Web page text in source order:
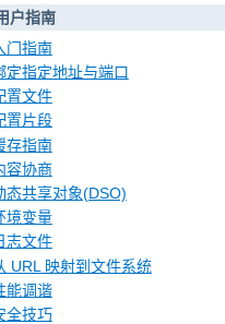
户指南
门指南
定指定地址与端口
置文件
置片段
存指南
容协商
态共享对象(DSO)
境变量
志文件
URL 映射到文件系统
能调谐
全技巧